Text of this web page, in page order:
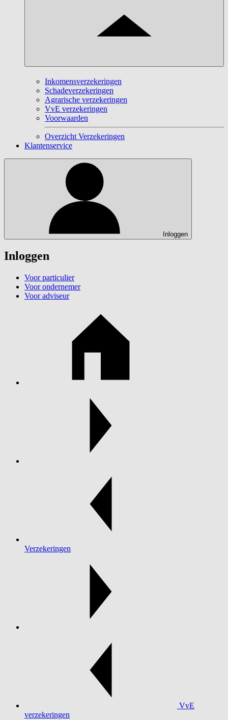
Inkomensverzekeringen
Schadeverzekeringen
Agrarische verzekeringen
VvE verzekeringen
Voorwaarden
Overzicht Verzekeringen
Klantenservice
Inloggen
Inloggen
Voor particulier
Voor ondernemer
Voor adviseur
Verzekeringen
VvE
verzekeringen